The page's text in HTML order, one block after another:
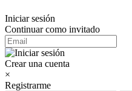
Iniciar sesión
Continuar como invitado
Crear una cuenta
×
Registrarme